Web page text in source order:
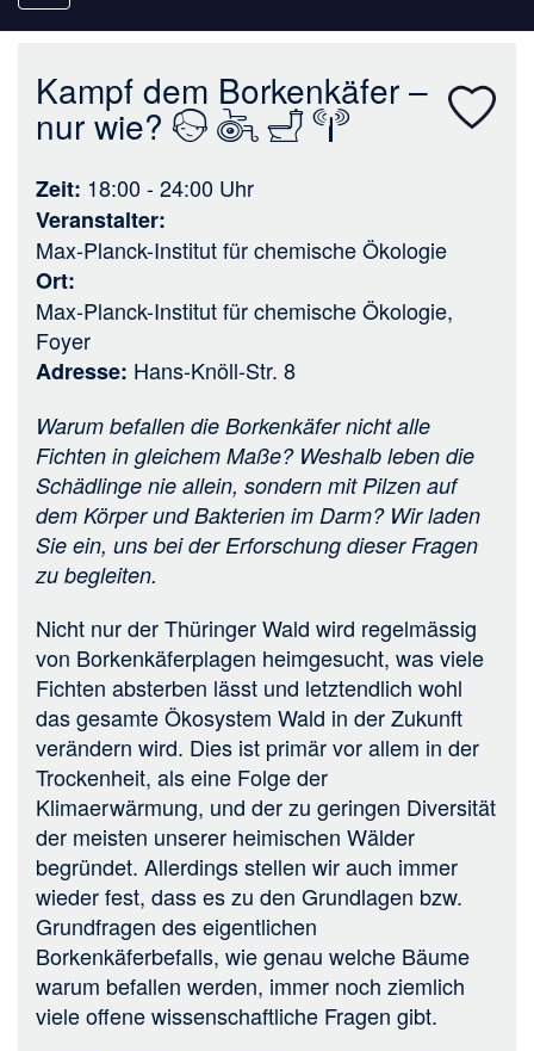
navigation
Kampf dem Borkenkäfer –
nur wie?
Zeit 18:00 - 24:00 Uhr
Veranstalter
Max-Planck-Institut für chemische Ökologie
Ort
Max-Planck-Institut für chemische Ökologie,
Foyer
Adresse Hans-Knöll-Str. 8
Warum befallen die Borkenkäfer nicht alle
Fichten in gleichem Maße? Weshalb leben die
Schädlinge nie allein, sondern mit Pilzen auf
dem Körper und Bakterien im Darm? Wir laden
Sie ein, uns bei der Erforschung dieser Fragen
zu begleiten.
Nicht nur der Thüringer Wald wird regelmässig
von Borkenkäferplagen heimgesucht, was viele
Fichten absterben lässt und letztendlich wohl
das gesamte Ökosystem Wald in der Zukunft
verändern wird. Dies ist primär vor allem in der
Trockenheit, als eine Folge der
Klimaerwärmung, und der zu geringen Diversität
der meisten unserer heimischen Wälder
begründet. Allerdings stellen wir auch immer
wieder fest, dass es zu den Grundlagen bzw.
Grundfragen des eigentlichen
Borkenkäferbefalls, wie genau welche Bäume
warum befallen werden, immer noch ziemlich
viele offene wissenschaftliche Fragen gibt.